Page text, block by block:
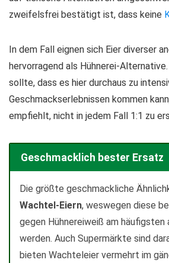
zweifelsfrei bestätigt ist, dass keine
In dem Fall eignen sich Eier diverser
hervorragend als Hühnerei-
sollte, dass es hier durchaus zu
Geschmackserlebnissen kommen
empfiehlt, nicht in jedem Fall 1:1 zu
Geschmacklich bester Ersatz
Die größte geschmackliche
Wachtel-Eiern, weswegen diese
gegen Hühnereiweiß am
werden. Auch Supermärkte sind
bieten Wachteleier vermehrt im